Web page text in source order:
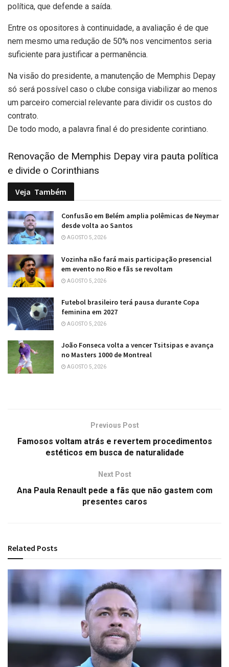
política, que defende a saída.
Entre os opositores à continuidade, a avaliação é de que
nem mesmo uma redução de 50% nos vencimentos seria
suficiente para justificar a permanência.
Na visão do presidente, a manutenção de Memphis Depay
só será possível caso o clube consiga viabilizar ao menos
um parceiro comercial relevante para dividir os custos do
contrato.
De todo modo, a palavra final é do presidente corintiano.
Renovação de Memphis Depay vira pauta política
e divide o Corinthians
Veja Também
Confusão em Belém amplia polêmicas de Neymar
desde volta ao Santos
AGOSTO 5, 2026
Vozinha não fará mais participação presencial
em evento no Rio e fãs se revoltam
AGOSTO 5, 2026
Futebol brasileiro terá pausa durante Copa
feminina em 2027
AGOSTO 5, 2026
João Fonseca volta a vencer Tsitsipas e avança
no Masters 1000 de Montreal
AGOSTO 5, 2026
Previous Post
Famosos voltam atrás e revertem procedimentos
estéticos em busca de naturalidade
Next Post
Ana Paula Renault pede a fãs que não gastem com
presentes caros
Related Posts